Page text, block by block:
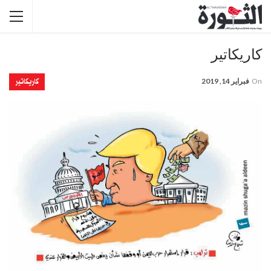
كاريكاتير
كاريكاتير On فبراير 14, 2019